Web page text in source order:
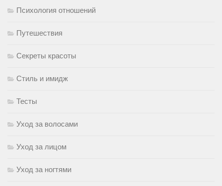
Психология отношений
Путешествия
Секреты красоты
Стиль и имидж
Тесты
Уход за волосами
Уход за лицом
Уход за ногтями